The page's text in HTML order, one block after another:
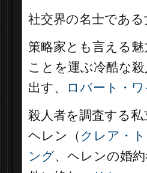
社交界の名士である
策略家とも言える
ことを運ぶ冷酷な
出す、
ロバート・
殺人者を調査する
ヘレン（ クレア・
ング、ヘレンの婚